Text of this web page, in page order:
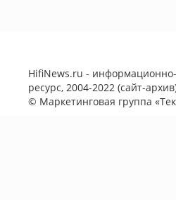
HifiNews.ru -
ресурс, 2004-2022 (сайт-
© Маркетинговая группа